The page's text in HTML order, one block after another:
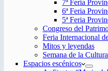
7ª Feria
6ª Feria
5ª Feria
Congreso del
Feria Internacional
Mitos y leyendas
Semana de la
Espacios escénicos